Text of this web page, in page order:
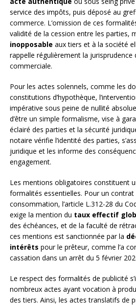
service des impôts, puis déposé au
commerce. L’omission de ces
validité de la cession entre les parties,
inopposable aux tiers et à la société
rappelle régulièrement la jurisprudence
commerciale.
Pour les actes solennels, comme les
constitutions d’hypothèque,
impérative sous peine de nullité
d’être un simple formalisme, vise à
éclairé des parties et la sécurité
notaire vérifie l’identité des parties,
juridique et les informe des
engagement.
Les mentions obligatoires constituent
formalités essentielles. Pour un contrat
consommation, l’article L.312-28 du
exige la mention du taux effectif
des échéances, et de la faculté de
ces mentions est sanctionnée par la
intérêts pour le prêteur, comme l’a
cassation dans un arrêt du 5 février
Le respect des formalités de publicité
nombreux actes ayant vocation à
des tiers. Ainsi, les actes translatifs de